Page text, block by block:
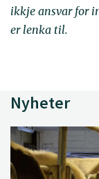
ikkje ansvar for
er lenka til.
Nyheter